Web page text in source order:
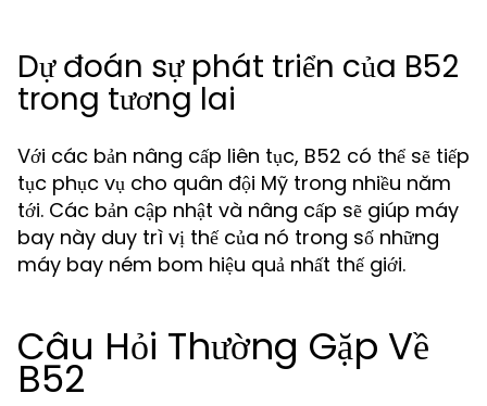
Dự đoán sự phát triển của B52
trong tương lai
Với các bản nâng cấp liên tục, B52 có thể sẽ tiếp
tục phục vụ cho quân đội Mỹ trong nhiều năm
tới. Các bản cập nhật và nâng cấp sẽ giúp máy
bay này duy trì vị thế của nó trong số những
máy bay ném bom hiệu quả nhất thế giới.
Câu Hỏi Thường Gặp Về
B52